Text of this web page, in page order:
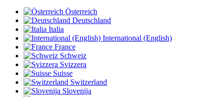
Österreich
Deutschland
Italia
International (English)
France
Schweiz
Svizzera
Suisse
Switzerland
Slovenija